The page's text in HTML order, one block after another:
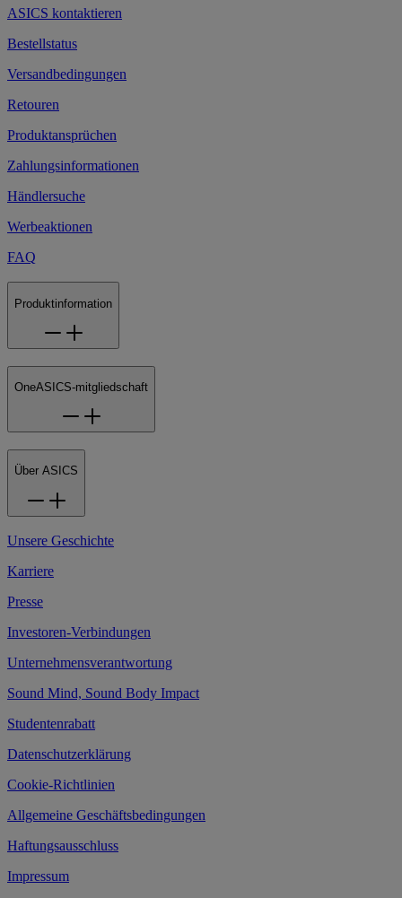
ASICS kontaktieren
Bestellstatus
Versandbedingungen
Retouren
Produktansprüchen
Zahlungsinformationen
Händlersuche
Werbeaktionen
FAQ
Produktinformation
OneASICS-mitgliedschaft
Über ASICS
Unsere Geschichte
Karriere
Presse
Investoren-Verbindungen
Unternehmensverantwortung
Sound Mind, Sound Body Impact
Studentenrabatt
Datenschutzerklärung
Cookie-Richtlinien
Allgemeine Geschäftsbedingungen
Haftungsausschluss
Impressum